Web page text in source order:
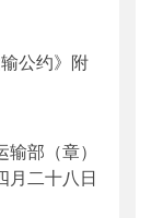
公约》附
部（章）
月二十八日